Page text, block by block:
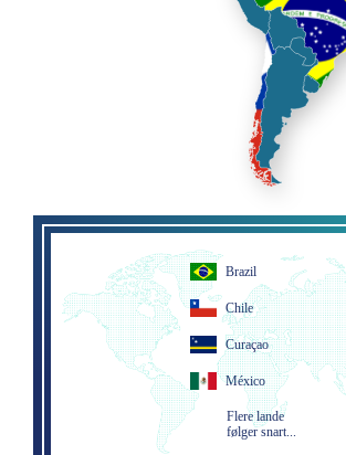
Brazil
Chile
Curaçao
México
Flere lande
følger snart...